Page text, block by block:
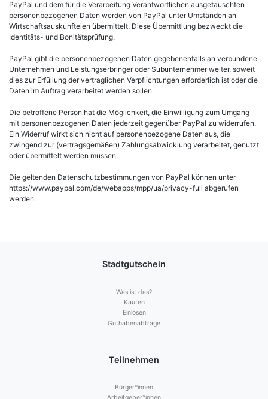
PayPal und dem für die Verarbeitung Verantwortlichen ausgetauschten
personenbezogenen Daten werden von PayPal unter Umständen an
Wirtschaftsauskunfteien übermittelt. Diese Übermittlung bezweckt die
Identitäts- und Bonitätsprüfung.
PayPal gibt die personenbezogenen Daten gegebenenfalls an verbundene
Unternehmen und Leistungserbringer oder Subunternehmer weiter, soweit
dies zur Erfüllung der vertraglichen Verpflichtungen erforderlich ist oder die
Daten im Auftrag verarbeitet werden sollen.
Die betroffene Person hat die Möglichkeit, die Einwilligung zum Umgang
mit personenbezogenen Daten jederzeit gegenüber PayPal zu widerrufen.
Ein Widerruf wirkt sich nicht auf personenbezogene Daten aus, die
zwingend zur (vertragsgemäßen) Zahlungsabwicklung verarbeitet, genutzt
oder übermittelt werden müssen.
Die geltenden Datenschutzbestimmungen von PayPal können unter
https://www.paypal.com/de/webapps/mpp/ua/privacy-full abgerufen
werden.
Stadtgutschein
Was ist das?
Kaufen
Einlösen
Guthabenabfrage
Teilnehmen
Bürger*innen